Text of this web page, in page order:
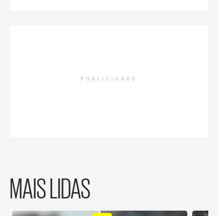
PUBLICIDADE
MAIS LIDAS